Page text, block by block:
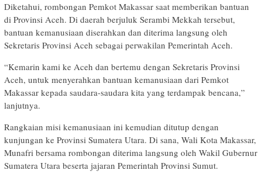
Diketahui, rombongan Pemkot Makassar saat memberikan bantuan
di Provinsi Aceh. Di daerah berjuluk Serambi Mekkah tersebut,
bantuan kemanusiaan diserahkan dan diterima langsung oleh
Sekretaris Provinsi Aceh sebagai perwakilan Pemerintah Aceh.
“Kemarin kami ke Aceh dan bertemu dengan Sekretaris Provinsi
Aceh, untuk menyerahkan bantuan kemanusiaan dari Pemkot
Makassar kepada saudara-saudara kita yang terdampak bencana,”
lanjutnya.
Rangkaian misi kemanusiaan ini kemudian ditutup dengan
kunjungan ke Provinsi Sumatera Utara. Di sana, Wali Kota Makassar,
Munafri bersama rombongan diterima langsung oleh Wakil Gubernur
Sumatera Utara beserta jajaran Pemerintah Provinsi Sumut.